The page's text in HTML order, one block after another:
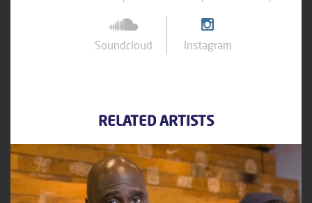
Soundcloud Instagram
RELATED ARTISTS